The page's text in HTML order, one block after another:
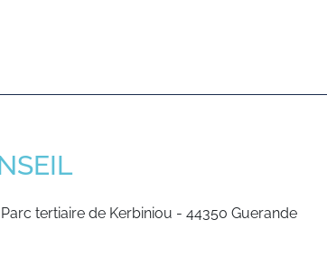
tertiaire de Kerbiniou - 44350 Guerande